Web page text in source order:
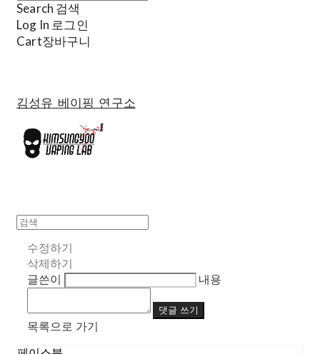
Search 검색
Log In 로그인
Cart장바구니
김성유 베이핑 연구소
수정하기
삭제하기
글쓴이
내용
댓글 쓰기
목록으로 가기